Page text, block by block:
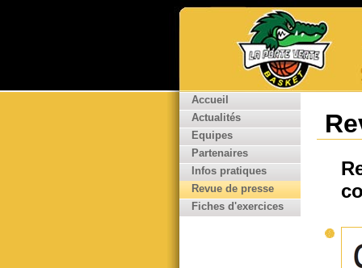
Accueil
Actualités
Equipes
Partenaires
Infos pratiques
Revue de presse
Fiches d'exercices